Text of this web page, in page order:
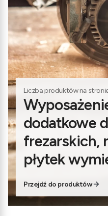
Liczba produktów na
dodatkowe
frezarskich,
płytek
Przejdź do produktów